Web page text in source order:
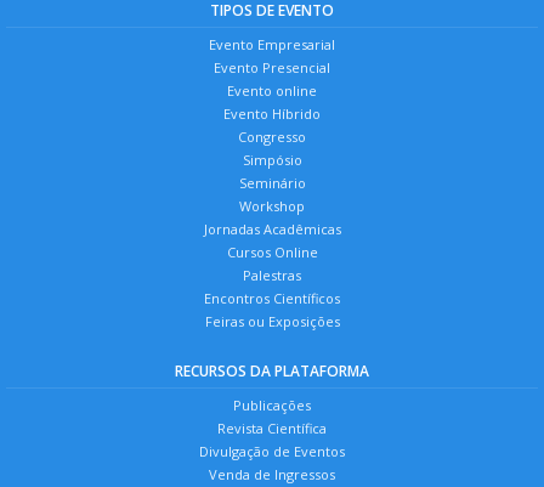
TIPOS DE EVENTO
Evento Empresarial
Evento Presencial
Evento online
Evento Híbrido
Congresso
Simpósio
Seminário
Workshop
Jornadas Acadêmicas
Cursos Online
Palestras
Encontros Científicos
Feiras ou Exposições
RECURSOS DA PLATAFORMA
Publicações
Revista Científica
Divulgação de Eventos
Venda de Ingressos